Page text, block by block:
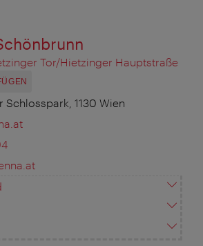
Tor/Hietzinger Hauptstraße
Schlosspark, 1130 Wien